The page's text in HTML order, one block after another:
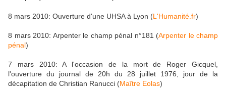
8 mars 2010: Ouverture d'une UHSA à Lyon (L'Humanité.fr)
8 mars 2010: Arpenter le champ pénal n°181 (Arpenter le champ
pénal)
7 mars 2010: A l'occasion de la mort de Roger Gicquel,
l'ouverture du journal de 20h du 28 juillet 1976, jour de la
décapitation de Christian Ranucci (Maître Eolas)